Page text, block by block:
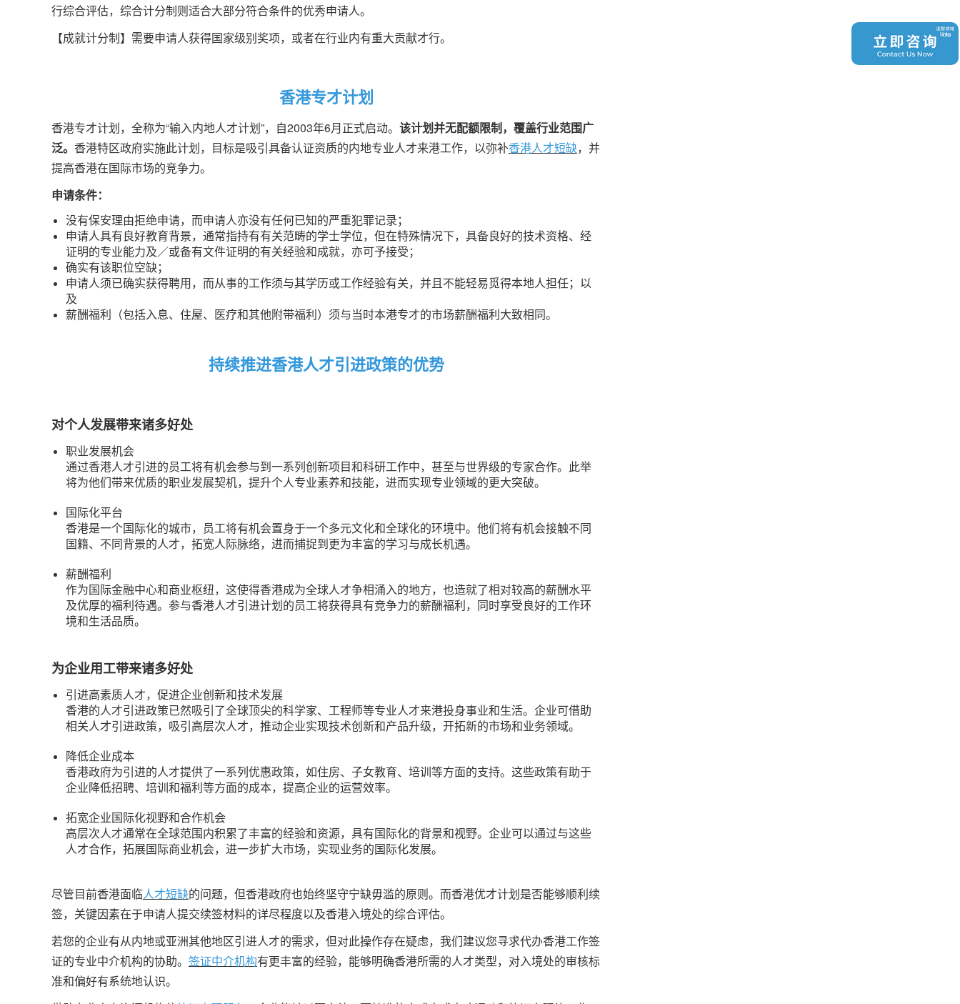
行综合评估，综合计分制则适合大部分符合条件的优秀申请人。
【成就计分制】需要申请人获得国家级别奖项，或者在行业内有重大贡献才行。
香港专才计划
香港专才计划，全称为“输入内地人才计划”，自2003年6月正式启动。 该计划并无配额限制，覆盖行业范围广
泛。 香港特区政府实施此计划，目标是吸引具备认证资质的内地专业人才来港工作，以弥补香港人才短缺，并
提高香港在国际市场的竞争力。
申请条件：
没有保安理由拒绝申请，而申请人亦没有任何已知的严重犯罪记录；
申请人具有良好教育背景，通常指持有有关范畴的学士学位，但在特殊情况下，具备良好的技术资格、经
证明的专业能力及／或备有文件证明的有关经验和成就，亦可予接受；
确实有该职位空缺；
申请人须已确实获得聘用，而从事的工作须与其学历或工作经验有关，并且不能轻易觅得本地人担任；以
及
薪酬福利（包括入息、住屋、医疗和其他附带福利）须与当时本港专才的市场薪酬福利大致相同。
持续推进香港人才引进政策的优势
对个人发展带来诸多好处
职业发展机会
通过香港人才引进的员工将有机会参与到一系列创新项目和科研工作中，甚至与世界级的专家合作。此举
将为他们带来优质的职业发展契机，提升个人专业素养和技能，进而实现专业领域的更大突破。
国际化平台
香港是一个国际化的城市，员工将有机会置身于一个多元文化和全球化的环境中。他们将有机会接触不同
国籍、不同背景的人才，拓宽人际脉络，进而捕捉到更为丰富的学习与成长机遇。
薪酬福利
作为国际金融中心和商业枢纽，这使得香港成为全球人才争相涌入的地方，也造就了相对较高的薪酬水平
及优厚的福利待遇。参与香港人才引进计划的员工将获得具有竞争力的薪酬福利，同时享受良好的工作环
境和生活品质。
为企业用工带来诸多好处
引进高素质人才，促进企业创新和技术发展
香港的人才引进政策已然吸引了全球顶尖的科学家、工程师等专业人才来港投身事业和生活。企业可借助
相关人才引进政策，吸引高层次人才，推动企业实现技术创新和产品升级，开拓新的市场和业务领域。
降低企业成本
香港政府为引进的人才提供了一系列优惠政策，如住房、子女教育、培训等方面的支持。这些政策有助于
企业降低招聘、培训和福利等方面的成本，提高企业的运营效率。
拓宽企业国际化视野和合作机会
高层次人才通常在全球范围内积累了丰富的经验和资源，具有国际化的背景和视野。企业可以通过与这些
人才合作，拓展国际商业机会，进一步扩大市场，实现业务的国际化发展。
尽管目前香港面临人才短缺的问题，但香港政府也始终坚守宁缺毋滥的原则。而香港优才计划是否能够顺利续
签，关键因素在于申请人提交续签材料的详尽程度以及香港入境处的综合评估。
若您的企业有从内地或亚洲其他地区引进人才的需求，但对此操作存在疑虑，我们建议您寻求代办香港工作签
证的专业中介机构的协助。 签证中介机构有更丰富的经验，能够明确香港所需的人才类型，对入境处的审核标
准和偏好有系统地认识。